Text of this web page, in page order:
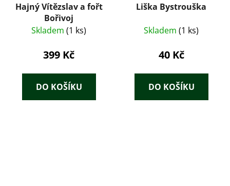
Hajný Vítězslav a fořt
Bořivoj
Skladem (1 ks)
399 Kč
DO KOŠÍKU
Liška Bystrouška
Skladem (1 ks)
40 Kč
DO KOŠÍKU